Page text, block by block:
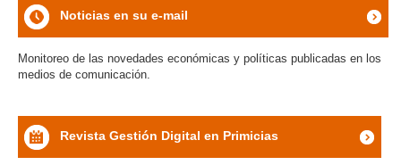
icon
Noticias en su e-mail
Monitoreo de las novedades económicas y políticas publicadas en los
medios de comunicación.
icon
Revista Gestión Digital en Primicias